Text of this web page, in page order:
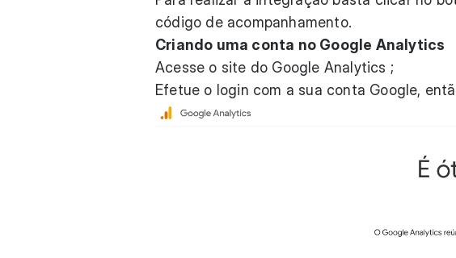
código de acompanhamento.
Criando uma conta no Google Analytics
Acesse o site do Google Analytics ;
Efetue o login com a sua conta Google,